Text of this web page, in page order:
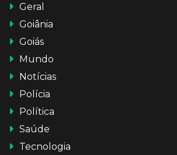
Geral
Goiânia
Goiás
Mundo
Notícias
Polícia
Política
Saúde
Tecnologia